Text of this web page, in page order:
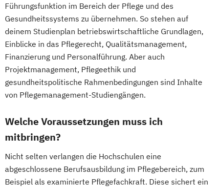
Führungsfunktion im Bereich der Pflege und des
Gesundheitssystems zu übernehmen. So stehen auf
deinem Studienplan betriebswirtschaftliche Grundlagen,
Einblicke in das Pflegerecht, Qualitätsmanagement,
Finanzierung und Personalführung. Aber auch
Projektmanagement, Pflegeethik und
gesundheitspolitische Rahmenbedingungen sind Inhalte
von Pflegemanagement-Studiengängen.
Welche Voraussetzungen muss ich
mitbringen?
Nicht selten verlangen die Hochschulen eine
abgeschlossene Berufsausbildung im Pflegebereich, zum
Beispiel als examinierte Pflegefachkraft. Diese sichert ein